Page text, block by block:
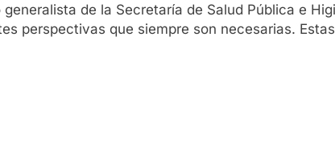
de la Secretaría de Salud Pública e
perspectivas que siempre son necesarias.